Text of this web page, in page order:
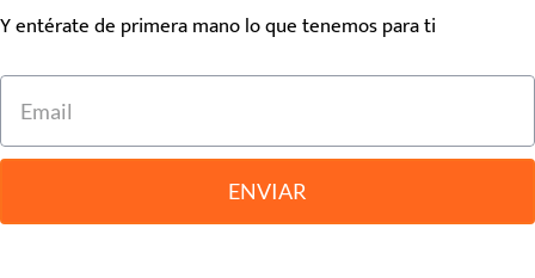
Y entérate de primera mano lo que tenemos para ti
ENVIAR